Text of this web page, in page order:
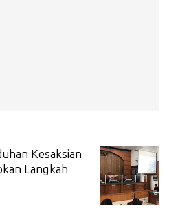
Kesaksian
Langkah